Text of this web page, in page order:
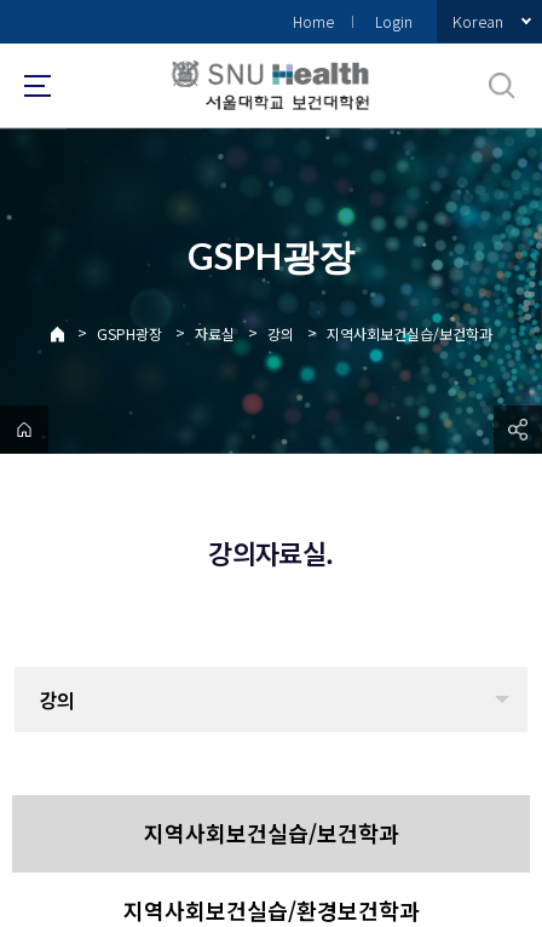
로
메
Home Login Korean
GSPH광장
> GSPH광장 > 자료실 > 강의 > 지역사회보건실습/보건학과
강의자료실.
강의
지역사회보건실습/보건학과
지역사회보건실습/환경보건학과